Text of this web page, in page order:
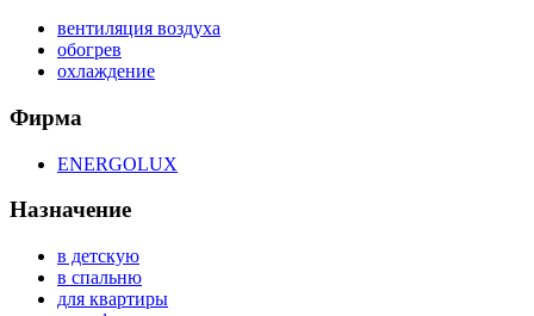
вентиляция воздуха
обогрев
охлаждение
Фирма
ENERGOLUX
Назначение
в детскую
в спальню
для квартиры